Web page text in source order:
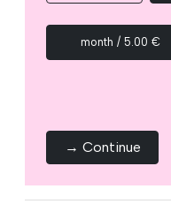
€ 5.00 / month
Continue →